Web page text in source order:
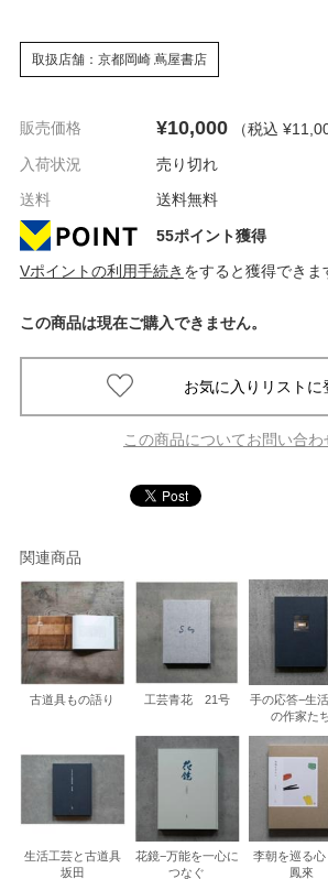
取扱店舗：京都岡崎 蔦屋書店
販売価格 ¥10,000 （税込
入荷状況
売り切れ
送料
送料無料
55ポイント獲得
Vポイントの利用手続き をすると獲得できま
この商品は現在ご購入できません。
この商品についてお問い合わ
関連商品
古道具もの語り 工芸青花 21号
手の応答−生
の作家た
生活工芸と古道具
坂田
花鏡−万能を一心に
つなぐ
李朝を巡る
鳳來